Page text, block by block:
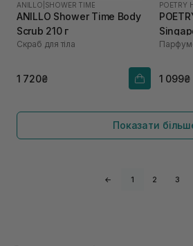
ANILLO SHOWER TIME
ANILLO Shower Time Body
Scrub 210 г
Скраб для тіла
1 720₴
POETRY
1 099₴
Показати
← 1 2 3